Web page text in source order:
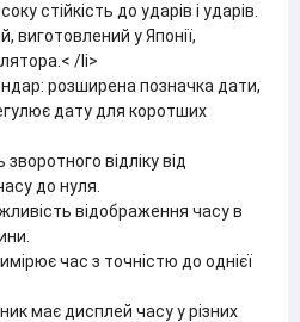
стійкість до ударів і ударів.
виготовлений у Японії,
/li>
розширена позначка дати,
дату для коротших
відліку від
до нуля.
відображення часу в
час з точністю до однієї
має дисплей часу у різних